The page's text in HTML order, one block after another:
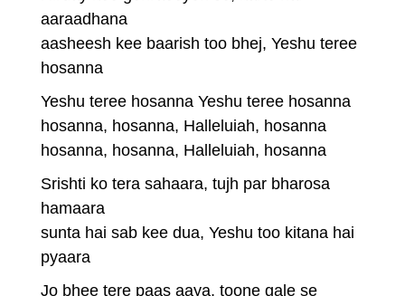
aaraadhana
aasheesh kee baarish too bhej, Yeshu teree
hosanna
Yeshu teree hosanna Yeshu teree hosanna
hosanna, hosanna, Halleluiah, hosanna
hosanna, hosanna, Halleluiah, hosanna
Srishti ko tera sahaara, tujh par bharosa
hamaara
sunta hai sab kee dua, Yeshu too kitana hai
pyaara
Jo bhee tere paas aaya, toone gale se